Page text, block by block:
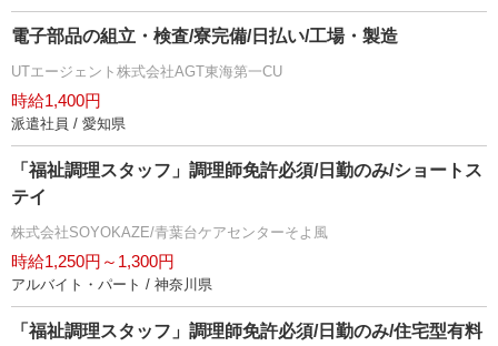
電子部品の組立・検査/寮完備/日払い/工場・製造
UTエージェント株式会社AGT東海第一CU
時給1,400円
派遣社員 / 愛知県
「福祉調理スタッフ」調理師免許必須/日勤のみ/ショートス
テイ
株式会社SOYOKAZE/青葉台ケアセンターそよ風
時給1,250円～1,300円
アルバイト・パート / 神奈川県
「福祉調理スタッフ」調理師免許必須/日勤のみ/住宅型有料